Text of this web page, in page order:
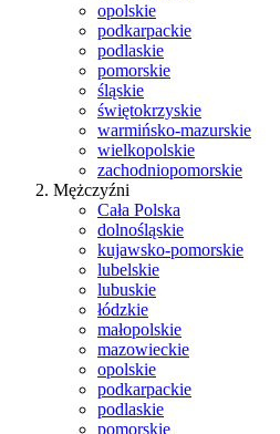
opolskie
podkarpackie
podlaskie
pomorskie
śląskie
świętokrzyskie
warmińsko-mazurskie
wielkopolskie
zachodniopomorskie
Mężczyźni
Cała Polska
dolnośląskie
kujawsko-pomorskie
lubelskie
lubuskie
łódzkie
małopolskie
mazowieckie
opolskie
podkarpackie
podlaskie
pomorskie